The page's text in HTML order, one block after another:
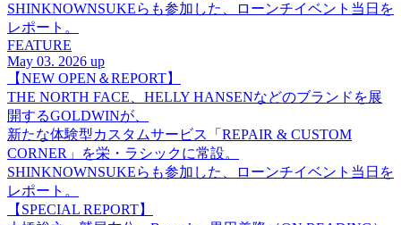
SHINKNOWNSUKEらも参加した、ローンチイベント当日を
レポート。
FEATURE
May 03. 2026 up
【NEW OPEN＆REPORT】
THE NORTH FACE、HELLY HANSENなどのブランドを展
開するGOLDWINが、
新たな体験型カスタムサービス「REPAIR & CUSTOM
CORNER」を栄・ラシックに常設。
SHINKNOWNSUKEらも参加した、ローンチイベント当日を
レポート。
【SPECIAL REPORT】